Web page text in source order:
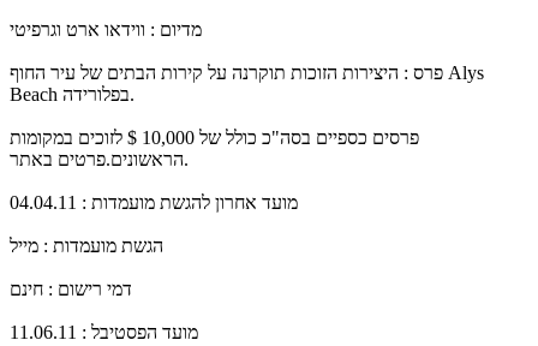
מדיום : ווידאו ארט וגרפיטי
פרס : היצירות הזוכות תוקרנה על קירות הבתים של עיר החוף Alys
Beach בפלורידה.
פרסים כספיים בסה"כ כולל של 10,000 $ לזוכים במקומות
הראשונים.פרטים באתר.
מועד אחרון להגשת מועמדות : 04.04.11
הגשת מועמדות : מייל
דמי רישום : חינם
מועד הפסטיבל : 11.06.11